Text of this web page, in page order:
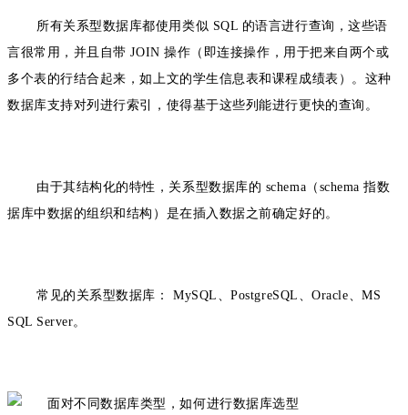
所有关系型数据库都使用类似 SQL 的语言进行查询，这些语
言很常用，并且自带 JOIN 操作（即连接操作，用于把来自两个或
多个表的行结合起来，如上文的学生信息表和课程成绩表）。这种
数据库支持对列进行索引，使得基于这些列能进行更快的查询。
由于其结构化的特性，关系型数据库的 schema（schema 指数
据库中数据的组织和结构）是在插入数据之前确定好的。
常见的关系型数据库：
MySQL、PostgreSQL、Oracle、MS
SQL Server。